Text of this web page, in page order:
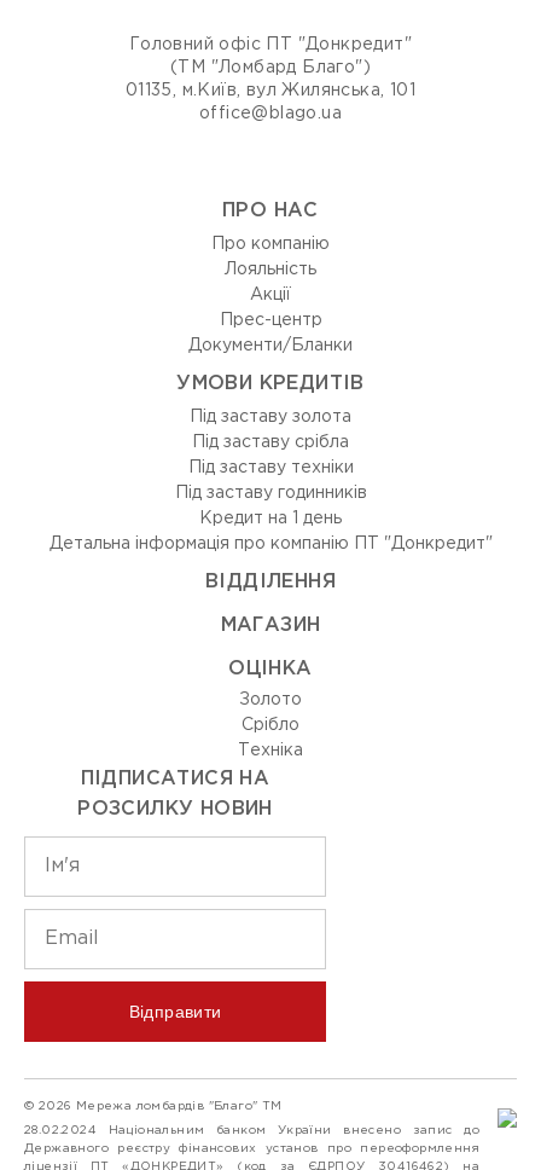
Головний офіс ПТ "Донкредит"
(ТМ "Ломбард Благо")
01135, м.Київ, вул Жилянська, 101
office@blago.ua
ПРО НАС
Про компанію
Лояльність
Акції
Прес-центр
Документи/Бланки
УМОВИ КРЕДИТІВ
Під заставу золота
Під заставу срібла
Під заставу техніки
Під заставу годинників
Кредит на 1 день
Детальна інформація про компанію ПТ "Донкредит"
ВIДДIЛЕННЯ
МАГАЗИН
ОЦIНКА
Золото
Срiбло
Технiка
ПІДПИСАТИСЯ НА
РОЗСИЛКУ НОВИН
Відправити
© 2026 Мережа ломбардів "Благо" ТМ
28.02.2024 Національним банком України внесено запис до
Державного реєстру фінансових установ про переоформлення
ліцензії ПТ «ДОНКРЕДИТ» (код за ЄДРПОУ 30416462) на